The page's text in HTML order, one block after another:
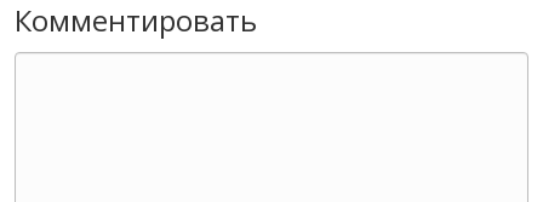
Комментировать